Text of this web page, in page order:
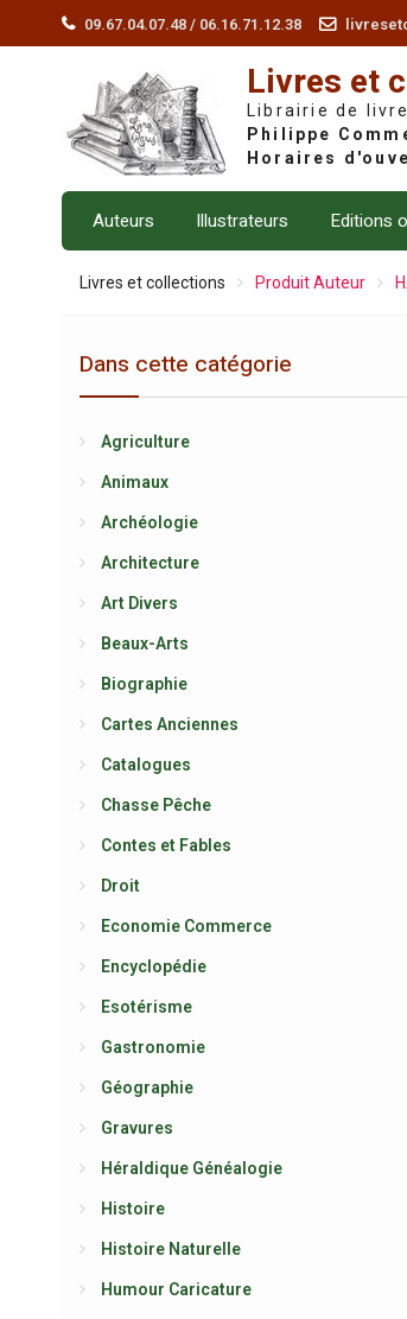
09.67.04.07.48 / 06.16.71.12.38
Livres et
Librairie de
Auteurs Illustrateurs Editions
Livres et collections Produit Auteur
Dans cette catégorie
Agriculture
Animaux
Archéologie
Architecture
Art Divers
Beaux-Arts
Biographie
Cartes Anciennes
Catalogues
Chasse Pêche
Contes et Fables
Droit
Economie Commerce
Encyclopédie
Esotérisme
Gastronomie
Géographie
Gravures
Héraldique Généalogie
Histoire
Histoire Naturelle
Humour Caricature